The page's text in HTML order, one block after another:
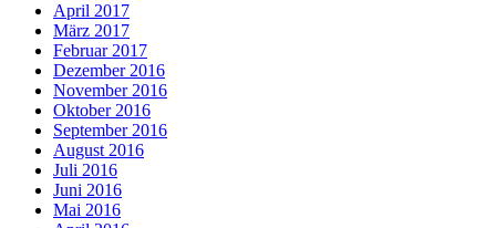
April 2017
März 2017
Februar 2017
Dezember 2016
November 2016
Oktober 2016
September 2016
August 2016
Juli 2016
Juni 2016
Mai 2016